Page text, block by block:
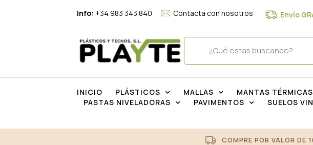
Info: +34 983 343 840 Contacta con nosotros Envío
INICIO PLÁSTICOS MALLAS MANTAS TÉRMICAS
PASTAS NIVELADORAS
PAVIMENTOS SUELOS
COMPRE POR VALOR DE